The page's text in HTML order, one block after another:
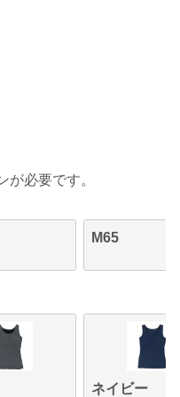
が必要です。
M65
ネイビー